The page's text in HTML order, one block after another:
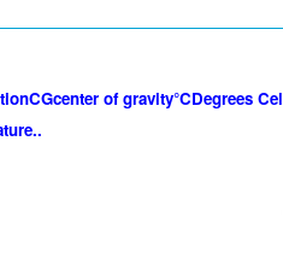
of gravity°CDegrees